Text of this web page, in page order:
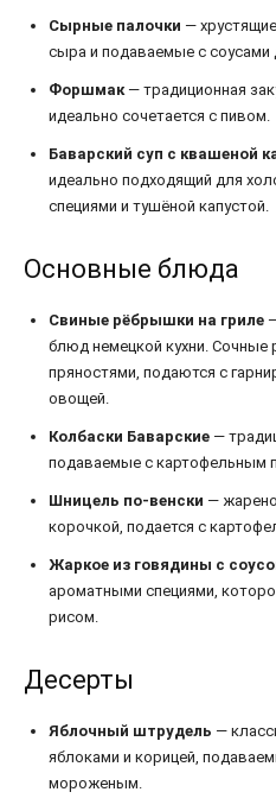
Сырные палочки —
сыра и подаваемые с соусами
Форшмак— традиционная
идеально сочетается с пивом.
Баварский суп с квашеной
идеально подходящий для
специями и тушёной капустой.
Основные блюда
Свиные рёбрышки на гриле
блюд немецкой кухни. Сочные
пряностями, подаются с
овощей.
Колбаски Баварские —
подаваемые с картофельным
Шницель по-венски —
корочкой, подается с
Жаркое из говядины с
ароматными специями,
рисом.
Десерты
Яблочный штрудель —
яблоками и корицей,
мороженым.